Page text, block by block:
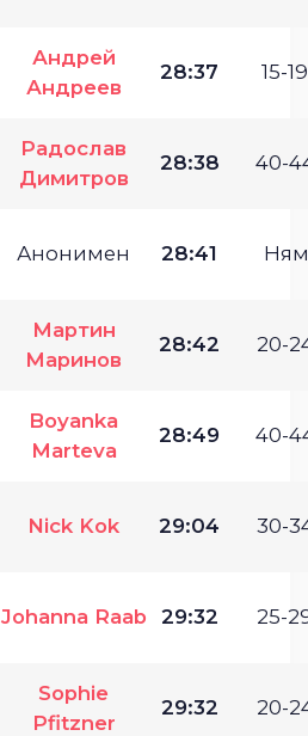
Андрей
Андреев
28:37 15-
Радослав
Димитров
28:38 40-
Анонимен 28:41
Мартин
Маринов
28:42 20-
Boyanka
Marteva
28:49 40-
Nick Kok 29:04 30-
Johanna Raab 29:32 25-
Sophie
Pfitzner
29:32 20-